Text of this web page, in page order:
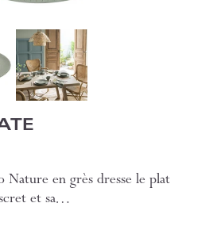
Nature en grès dresse le plat
et sa…